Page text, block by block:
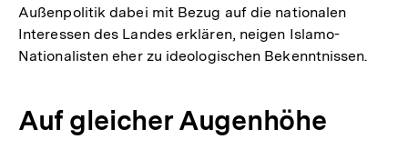
Außenpolitik dabei mit Bezug auf die nationalen
Interessen des Landes erklären, neigen Islamo-
Nationalisten eher zu ideologischen Bekenntnissen.
Auf gleicher Augenhöhe